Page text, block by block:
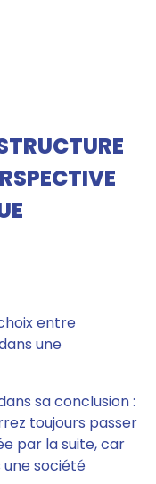
entre
une
sa conclusion :
toujours passer
par la suite, car
une société